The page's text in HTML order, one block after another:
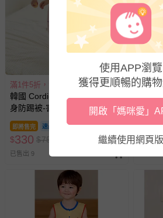
滿1件5折，滿2件4折
韓國 Cordi-i - 透氣網眼洞洞連
身防踢被-害羞貓咪-淡水藍
即將售完
$330 $759
已售出 9
滿1件5
韓國
洞連
即將售
$330
使用APP瀏覽
獲得更順暢的購
開啟「媽咪愛」
繼續使用網頁版